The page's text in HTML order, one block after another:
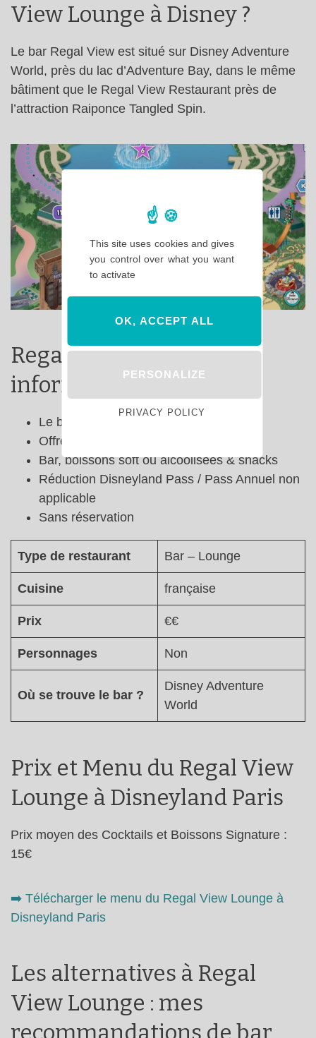
View Lounge à Disney ?
Le bar Regal View est situé sur Disney Adventure
World, près du lac d’Adventure Bay, dans le même
bâtiment que le Regal View Restaurant près de
l’attraction Raiponce Tangled Spin.
Regal View Lounge :
informations pratiques
Le bar est ouvert tous les jours
Offre Veggie et Vegan disponible
Bar, boissons soft ou alcoolisées & snacks
Réduction Disneyland Pass / Pass Annuel non
applicable
Sans réservation
Type de restaurant Bar – Lounge
Cuisine française
Prix €€
Personnages Non
Où se trouve le bar ?
Disney Adventure
World
Prix et Menu du Regal View
Lounge à Disneyland Paris
Prix moyen des Cocktails et Boissons Signature :
15€
➡️​ Télécharger le menu du Regal View Lounge à
Disneyland Paris
Les alternatives à Regal
View Lounge : mes
recommandations de bar
This site uses cookies and gives
you control over what you want
to activate
OK, ACCEPT ALL
PERSONALIZE
PRIVACY POLICY